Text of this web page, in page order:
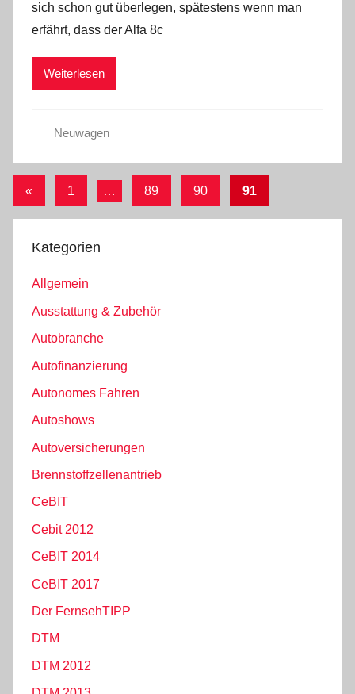
sich schon gut überlegen, spätestens wenn man
erfährt, dass der Alfa 8c
Weiterlesen
Neuwagen
Seitennummerierung
der
Beiträge
« Vorherige
1 … 89 90 91
Kategorien
Allgemein
Ausstattung & Zubehör
Autobranche
Autofinanzierung
Autonomes Fahren
Autoshows
Autoversicherungen
Brennstoffzellenantrieb
CeBIT
Cebit 2012
CeBIT 2014
CeBIT 2017
Der FernsehTIPP
DTM
DTM 2012